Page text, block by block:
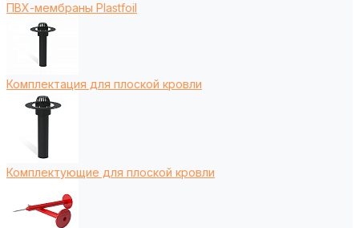
ПВХ-мембраны Plastfoil
Комплектация для плоской кровли
Комплектующие для плоской кровли